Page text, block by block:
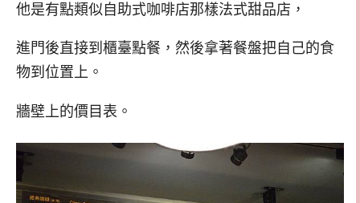
他是有點類似自助式咖啡店那樣法式甜品店，
進門後直接到櫃臺點餐，然後拿著餐盤把自己的食
物到位置上。
牆壁上的價目表。